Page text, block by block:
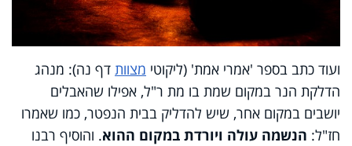
ועוד כתב בספר 'אמרי אמת' (ליקוטי מצוות דף נה): מנהג
הדלקת הנר במקום שמת בו מת ר"ל, אפילו שהאבלים
יושבים במקום אחר, שיש להדליק בבית הנפטר, כמו שאמרו
חז"ל: הנשמה עולה ויורדת במקום ההוא. והוסיף רבנו